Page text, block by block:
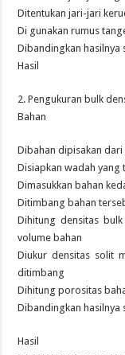
Ditentukan jari-jari
Di gunakan rumus
Dibandingkan hasilnya
Hasil
2. Pengukuran bulk
Bahan
Dibahan dipisakan
Disiapkan wadah yang
Dimasukkan bahan
Ditimbang bahan
Dihitung densitas
volume bahan
Diukur densitas solit
ditimbang
Dihitung porositas
Dibandingkan hasilnya
Hasil